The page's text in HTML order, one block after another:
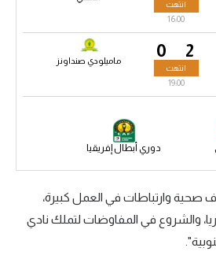
انتهت
16:00
2
0 ماميلودي صنداونز
انتهت
19:00
دوري أبطال إفريقيا
صحية وارتباطات في العمل كبيرة،
والشروع في المفاوضات لتملك نادي